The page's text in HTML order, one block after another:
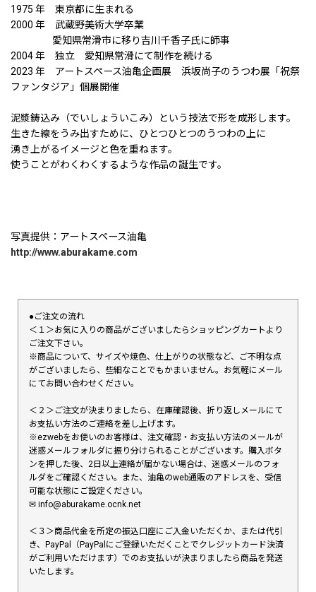
1975 年 東京都に生まれる
2000 年 武蔵野美術大学卒業
愛知県常滑市に移り吉川千香子氏に師事
2004 年 独立 愛知県常滑にて制作を続ける
2023 年 アートスペース油亀企画展 浜坂尚子のうつわ展「祝祭
ファンタジア」個展開催
泥漿鋳込み（でいしょういこみ）という技法で形を成形します。
生きた線をうみ出すために、ひとつひとつのうつわの上に
湧き上がるイメージと色を重ねます。
使うことがわくわくするような作品の誕生です。
写真提供：アートスペース油亀
http://www.aburakame.com
●ご注文の流れ
＜１＞お気に入りの商品がございましたらショッピングカートより
ご注文下さい。
※商品について、サイズや焼色、仕上がりの状態など、ご不明な点
がございましたら、些細なことでもかまいません。お気軽にメール
にてお問い合わせください。
＜２＞ご注文が決まりましたら、在庫確認後、折り返しメールにて
お支払い方法のご連絡を差し上げます。
※ezwebをお使いのお客様は、注文確認・お支払い方法のメールが
迷惑メールフォルダに振り分けられることがございます。購入ボタ
ンを押した後、2日以上連絡が届かない場合は、迷惑メールのフォ
ルダをご確認ください。また、油亀のweb通販のアドレスを、受信
可能な状態にご設定ください。
✉︎ info@aburakame.ocnk.net
＜３＞商品代金を所定の振込口座にご入金いただくか、または代引
き、PayPal（PayPalにご登録いただくことでクレジットカード決済
がご利用いただけます）でのお支払いが決まりましたら商品を発送
いたします。